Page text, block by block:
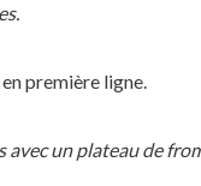
première ligne.
un plateau de